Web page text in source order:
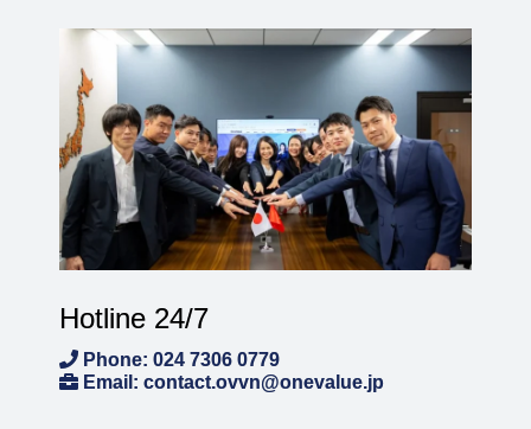
Hotline 24/7
Phone: 024 7306 0779
Email: contact.ovvn@onevalue.jp